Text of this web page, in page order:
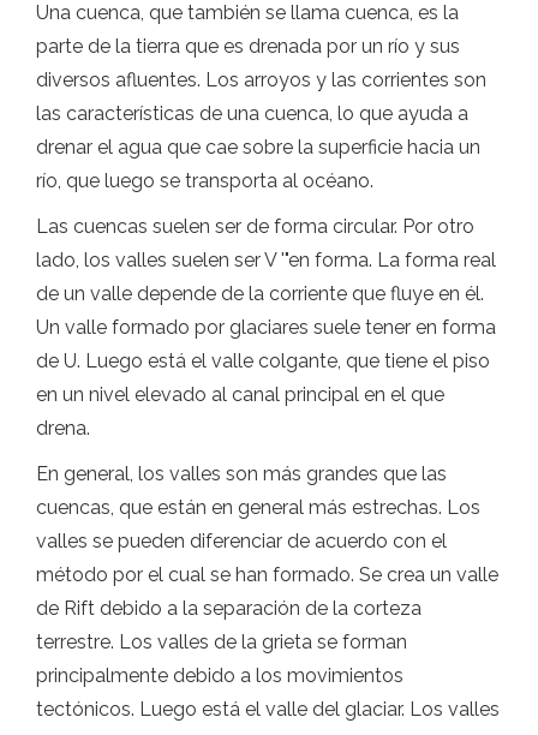
Una cuenca, que también se llama cuenca, es la
parte de la tierra que es drenada por un río y sus
diversos afluentes. Los arroyos y las corrientes son
las características de una cuenca, lo que ayuda a
drenar el agua que cae sobre la superficie hacia un
río, que luego se transporta al océano.
Las cuencas suelen ser de forma circular. Por otro
lado, los valles suelen ser V '"en forma. La forma real
de un valle depende de la corriente que fluye en él.
Un valle formado por glaciares suele tener en forma
de U. Luego está el valle colgante, que tiene el piso
en un nivel elevado al canal principal en el que
drena.
En general, los valles son más grandes que las
cuencas, que están en general más estrechas. Los
valles se pueden diferenciar de acuerdo con el
método por el cual se han formado. Se crea un valle
de Rift debido a la separación de la corteza
terrestre. Los valles de la grieta se forman
principalmente debido a los movimientos
tectónicos. Luego está el valle del glaciar. Los valles